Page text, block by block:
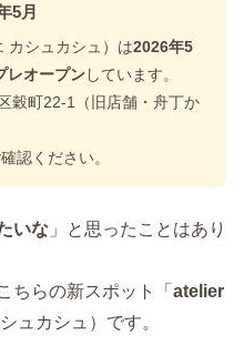
5月
カシュカシュ）は2026年5
レオープンしています。
穀町22-1（旧店舗・舟丁か
認ください。
いな 」と思ったことはあり
ちらの新スポット「 atelier
ュカシュ）です。